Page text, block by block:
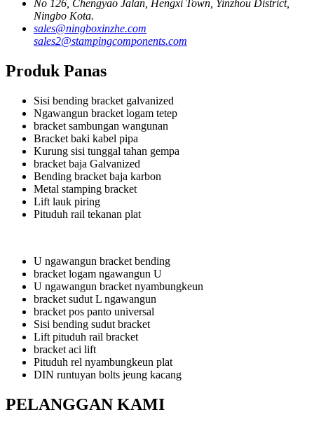
No 126, Chengyao Jalan, Hengxi Town, Yinzhou District,
Ningbo Kota.
sales@ningboxinzhe.com
sales2@stampingcomponents.com
Produk Panas
Sisi bending bracket galvanized
Ngawangun bracket logam tetep
bracket sambungan wangunan
Bracket baki kabel pipa
Kurung sisi tunggal tahan gempa
bracket baja Galvanized
Bending bracket baja karbon
Metal stamping bracket
Lift lauk piring
Pituduh rail tekanan plat
U ngawangun bracket bending
bracket logam ngawangun U
U ngawangun bracket nyambungkeun
bracket sudut L ngawangun
bracket pos panto universal
Sisi bending sudut bracket
Lift pituduh rail bracket
bracket aci lift
Pituduh rel nyambungkeun plat
DIN runtuyan bolts jeung kacang
PELANGGAN KAMI